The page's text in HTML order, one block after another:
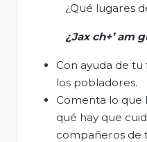
¿Qué lugares
¿Jaxch+’ am
Con ayuda de
los pobladores.
Comenta lo que
qué hay que
compañeros de